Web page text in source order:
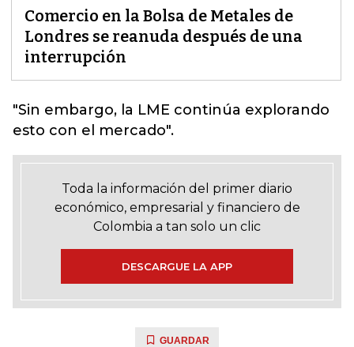
Comercio en la Bolsa de Metales de
Londres se reanuda después de una
interrupción
"Sin embargo, la LME continúa explorando
esto con el mercado".
Toda la información del primer diario
económico, empresarial y financiero de
Colombia a tan solo un clic
DESCARGUE LA APP
GUARDAR